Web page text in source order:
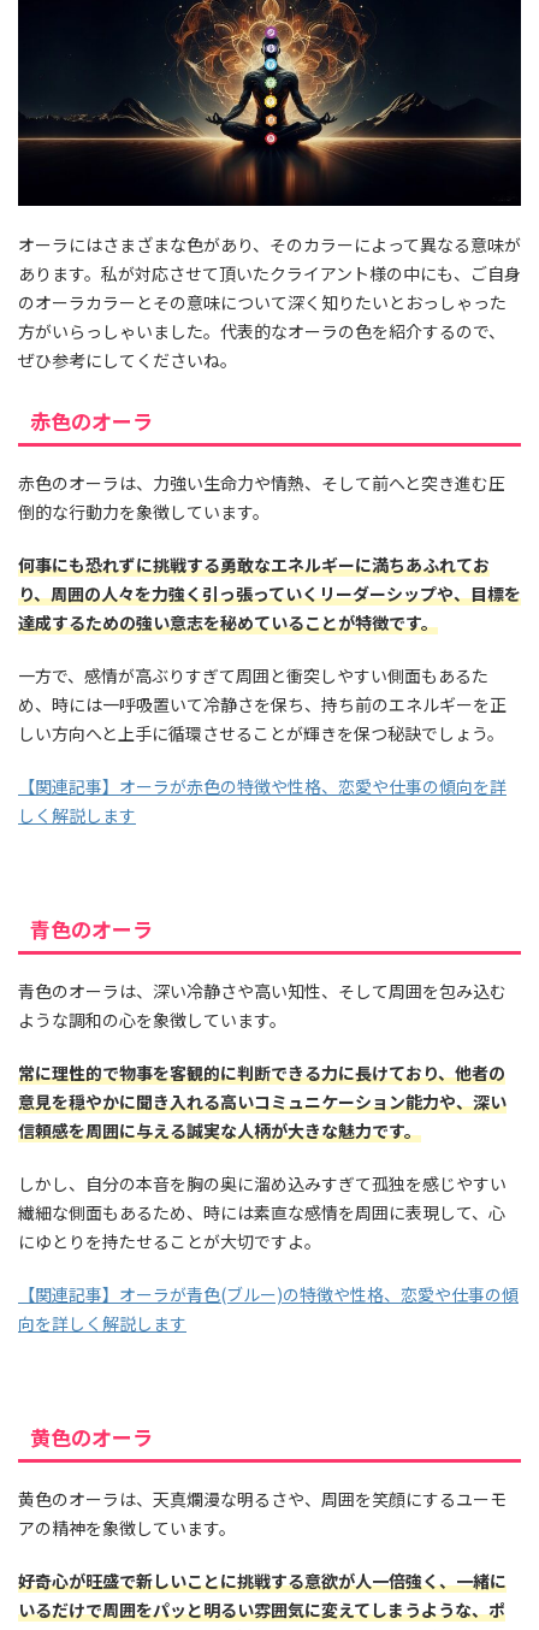
オーラにはさまざまな色があり、そのカラーによって異なる意味が
あります。私が対応させて頂いたクライアント様の中にも、ご自身
のオーラカラーとその意味について深く知りたいとおっしゃった
方がいらっしゃいました。代表的なオーラの色を紹介するので、
ぜひ参考にしてくださいね。
赤色のオーラ
赤色のオーラは、力強い生命力や情熱、そして前へと突き進む圧
倒的な行動力を象徴しています。
何事にも恐れずに挑戦する勇敢なエネルギーに満ちあふれてお
り、周囲の人々を力強く引っ張っていくリーダーシップや、目標を
達成するための強い意志を秘めていることが特徴です。
一方で、感情が高ぶりすぎて周囲と衝突しやすい側面もあるた
め、時には一呼吸置いて冷静さを保ち、持ち前のエネルギーを正
しい方向へと上手に循環させることが輝きを保つ秘訣でしょう。
【関連記事】オーラが赤色の特徴や性格、恋愛や仕事の傾向を詳
しく解説します
青色のオーラ
青色のオーラは、深い冷静さや高い知性、そして周囲を包み込む
ような調和の心を象徴しています。
常に理性的で物事を客観的に判断できる力に長けており、他者の
意見を穏やかに聞き入れる高いコミュニケーション能力や、深い
信頼感を周囲に与える誠実な人柄が大きな魅力です。
しかし、自分の本音を胸の奥に溜め込みすぎて孤独を感じやすい
繊細な側面もあるため、時には素直な感情を周囲に表現して、心
にゆとりを持たせることが大切ですよ。
【関連記事】オーラが青色(ブルー)の特徴や性格、恋愛や仕事の傾
向を詳しく解説します
黄色のオーラ
黄色のオーラは、天真爛漫な明るさや、周囲を笑顔にするユーモ
アの精神を象徴しています。
好奇心が旺盛で新しいことに挑戦する意欲が人一倍強く、一緒に
いるだけで周囲をパッと明るい雰囲気に変えてしまうような、ポ